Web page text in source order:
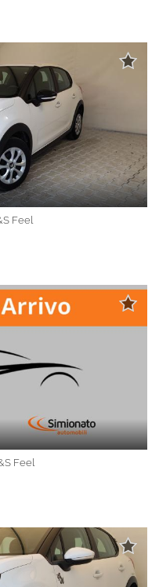
• Bluetooth • Chiusura
Control • ESP • Filtro
• Isofix • Sedile
• Specchietti laterali elettrici
multifunzione
Feel
• Bluetooth • Chiusura
Control • ESP • Filtro
• Isofix • Sedile
multifunzione
Fin-Light
Feel
• Cerchi in lega •
• Controllo trazione •
elettronico • Isofix •
• Specchietti laterali